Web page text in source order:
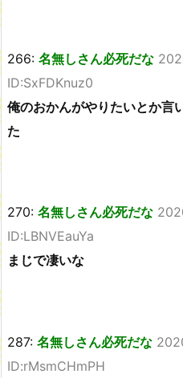
266: 名無しさん必死だな
ID:SxFDKnuz0
俺のおかんがやりたいとか言
た
270: 名無しさん必死だな
ID:LBNVEauYa
まじで凄いな
287: 名無しさん必死だな
ID:rMsmCHmPH